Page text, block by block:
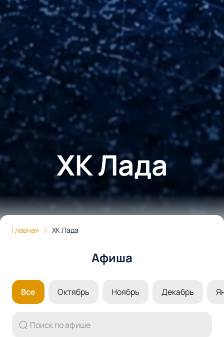
ХК Лада
Главная ХК Лада
Афиша
Все Октябрь Ноябрь Декабрь